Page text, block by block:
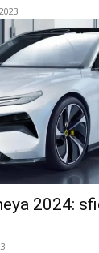
2024: